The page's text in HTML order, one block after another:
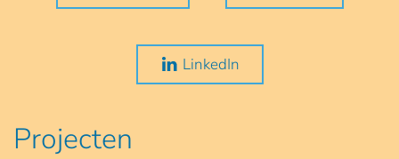
LinkedIn
Projecten